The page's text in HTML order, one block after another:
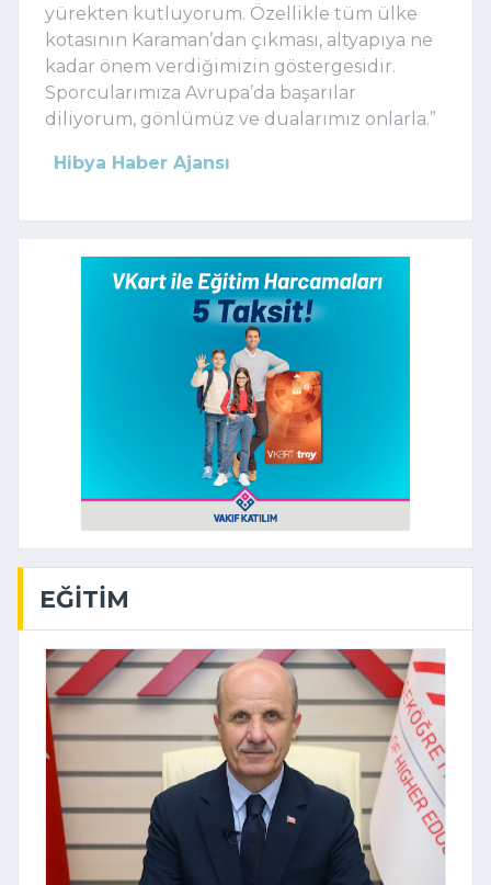
yürekten kutluyorum. Özellikle tüm ülke
kotasının Karaman’dan çıkması, altyapıya ne
kadar önem verdiğimizin göstergesidir.
Sporcularımıza Avrupa’da başarılar
diliyorum, gönlümüz ve dualarımız onlarla.”
Hibya Haber Ajansı
EĞITIM